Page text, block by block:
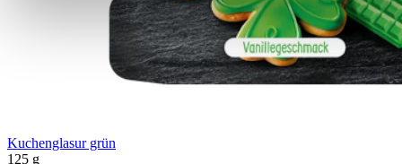
Kuchenglasur grün
125 g